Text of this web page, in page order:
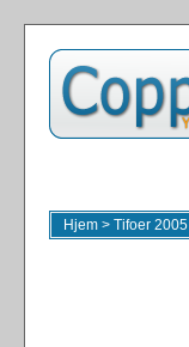
Hjem > Tifoer 2005